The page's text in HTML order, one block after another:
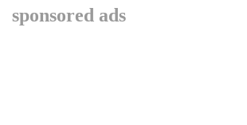
sponsored ads